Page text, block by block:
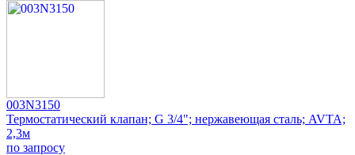
003N3150
Термостатический клапан; G 3/4"; нержавеющая сталь; AVTA;
2,3м
по запросу